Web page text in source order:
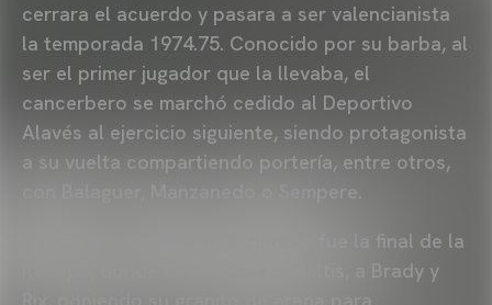
cerrara el acuerdo y pasara a ser valencianista
la temporada 1974.75. Conocido por su barba, al
ser el primer jugador que la llevaba, el
cancerbero se marchó cedido al Deportivo
Alavés al ejercicio siguiente, siendo protagonista
a su vuelta compartiendo portería, entre otros,
con Balaguer, Manzanedo o Sempere.
Y uno de sus momentos cumbre fue la final de la
Recopa, donde detuvo dos penaltis, a Brady y